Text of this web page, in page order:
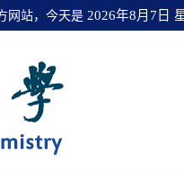
网站，今天是 2026年8月7日